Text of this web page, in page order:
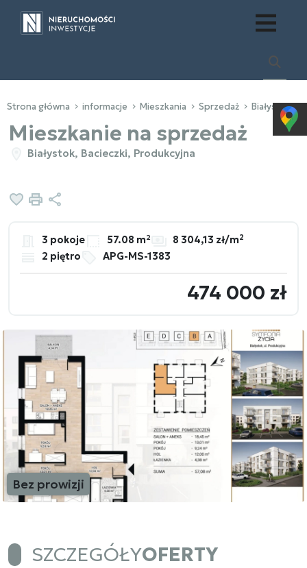
Strona główna informacje Mieszkania Sprzedaż Białystok
Mieszkanie na sprzedaż
Białystok, Bacieczki, Produkcyjna
Dodaj do ulubionych
Drukuj
3 pokoje 57.08 m² 8 304,13 zł/m2
2 piętro APG-MS-1383
474 000 zł
Bez prowizji
SZCZEGÓŁYOFERTY